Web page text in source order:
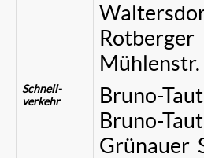
Rotberger
Schnell-
verkehr
Bruno-
Bruno-
Grünauer